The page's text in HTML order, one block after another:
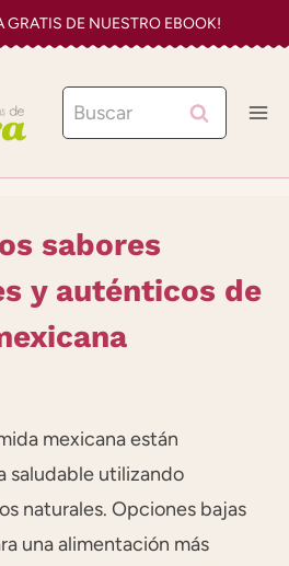
GRATIS DE NUESTRO EBOOK!
Buscar:
sabores
y auténticos de
mexicana están
saludable utilizando
naturales. Opciones bajas
una alimentación más